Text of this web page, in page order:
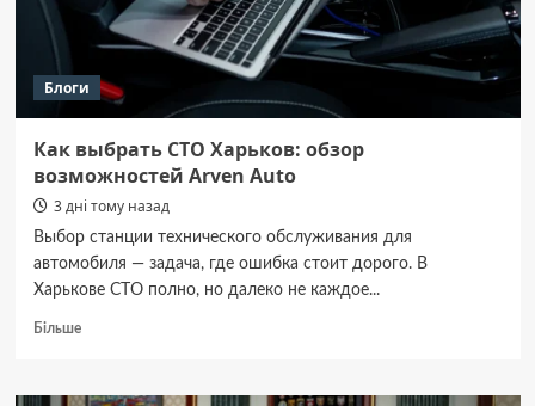
Блоги
Как выбрать СТО Харьков: обзор
возможностей Arven Auto
3 дні тому назад
Выбор станции технического обслуживания для
автомобиля — задача, где ошибка стоит дорого. В
Харькове СТО полно, но далеко не каждое...
БільшеДокладніше
выбрать